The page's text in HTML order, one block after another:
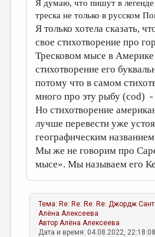
Я думаю, что пишут в легенде
треска не только в русском
Я только хотела сказать,
свое стихотворение про
Тресковом мысе в Америке
стихотворение его
потому что в самом
много про эту рыбу (cod) -
Но стихотворение
лучше перевести уже
географическим
Мы же не говорим про
мысе». Мы называем его
Тема: Re: Re: Re: Re: Джордж
Алёна Алексеева
АвторАлёна Алексеева
Дата и время: 04.08.2022, 22:18:08